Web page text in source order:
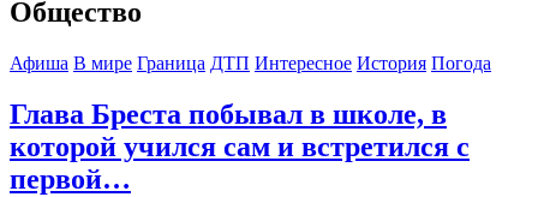
Общество
Афиша В мире Граница ДТП Интересное История Погода
Глава Бреста побывал в школе, в
которой учился сам и встретился с
первой…